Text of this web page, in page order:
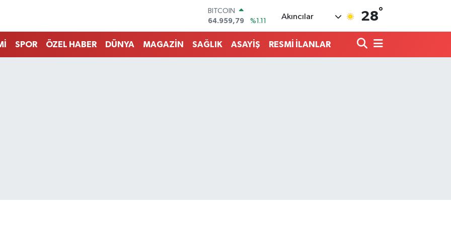
DOLAR
47,7436
%0.18
EURO
55,2510
%0.32
Akıncılar 28°
SPOR ÖZEL HABER DÜNYA MAGAZİN SAĞLIK ASAYİŞ RESMİ İLANLAR